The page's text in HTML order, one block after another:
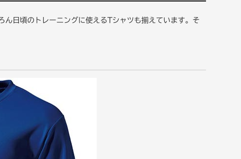
日頃のトレーニングに使えるTシャツも揃えています。そ